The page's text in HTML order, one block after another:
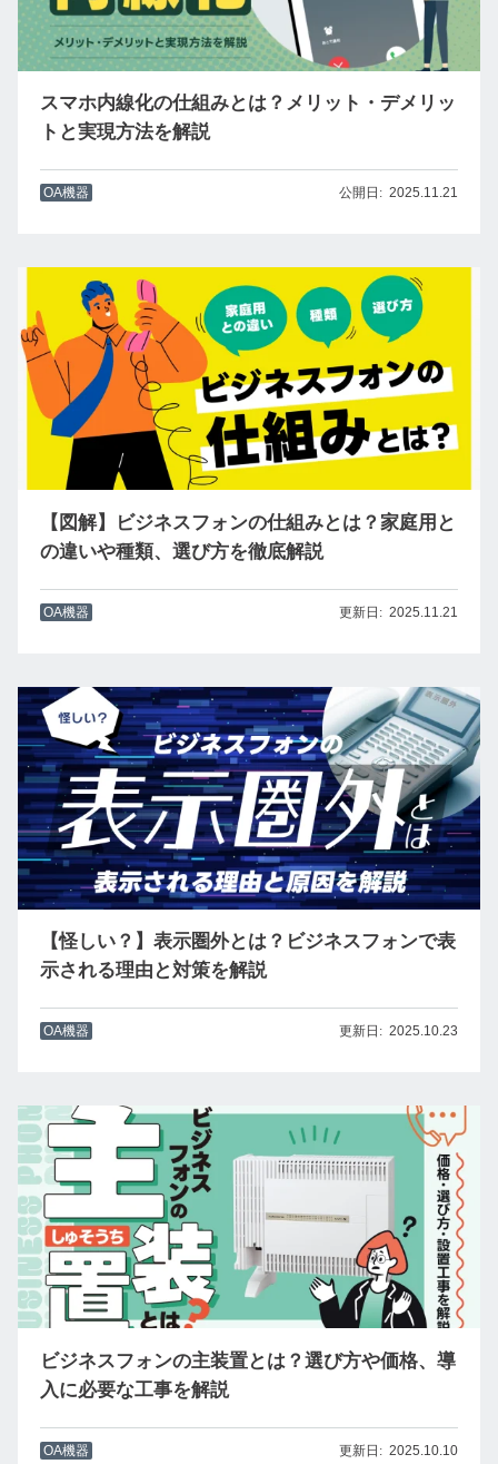
スマホ内線化の仕組みとは？メリット・デメリッ
トと実現方法を解説
OA機器 2025.11.21
【図解】ビジネスフォンの仕組みとは？家庭用と
の違いや種類、選び方を徹底解説
OA機器 2025.11.21
【怪しい？】表示圏外とは？ビジネスフォンで表
示される理由と対策を解説
OA機器 2025.10.23
ビジネスフォンの主装置とは？選び方や価格、導
入に必要な工事を解説
OA機器 2025.10.10